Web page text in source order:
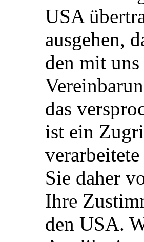
USA
ausgehen,
den mit
das
ist ein
Sie daher
Ihre
den USA.